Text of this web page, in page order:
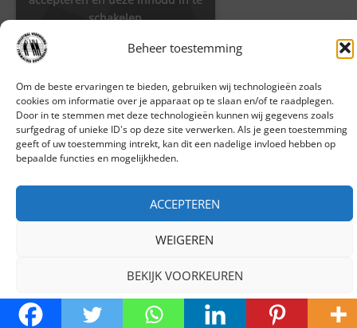
Beheer toestemming
Om de beste ervaringen te bieden, gebruiken wij technologieën zoals
cookies om informatie over je apparaat op te slaan en/of te raadplegen.
Door in te stemmen met deze technologieën kunnen wij gegevens zoals
surfgedrag of unieke ID's op deze site verwerken. Als je geen toestemming
geeft of uw toestemming intrekt, kan dit een nadelige invloed hebben op
bepaalde functies en mogelijkheden.
ACCEPTEREN
WEIGEREN
BEKIJK VOORKEUREN
CookiebeleidPrivacy van onze leden
schakelen
Platinadijk 27
4706 LK Roosendaal
© 2025 De Moriaan Symmachia Roosendaal